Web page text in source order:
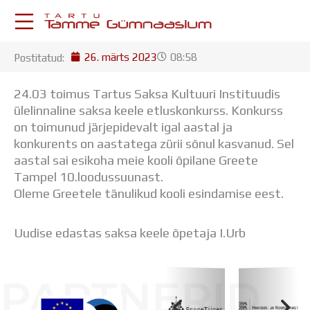
KESKKONNAD
Postkast
Drive
Tamme TV
Tamme Leht
Kooliraadio
Koorilaul
ÕPPETÖÖ
Aastaplaan
Õpilastööd (UPT)
Postitatud: 26. märts 2023 08:58
24.03 toimus Tartus Saksa Kultuuri Instituudis
ülelinnaline saksa keele etluskonkurss. Konkurss
on toimunud järjepidevalt igal aastal ja
konkurents on aastatega zürii sõnul kasvanud. Sel
aastal sai esikoha meie kooli õpilane Greete
Tampel 10.loodussuunast.
Oleme Greetele tänulikud kooli esindamise eest.
Uudise edastas saksa keele õpetaja I.Urb
PARTNERID